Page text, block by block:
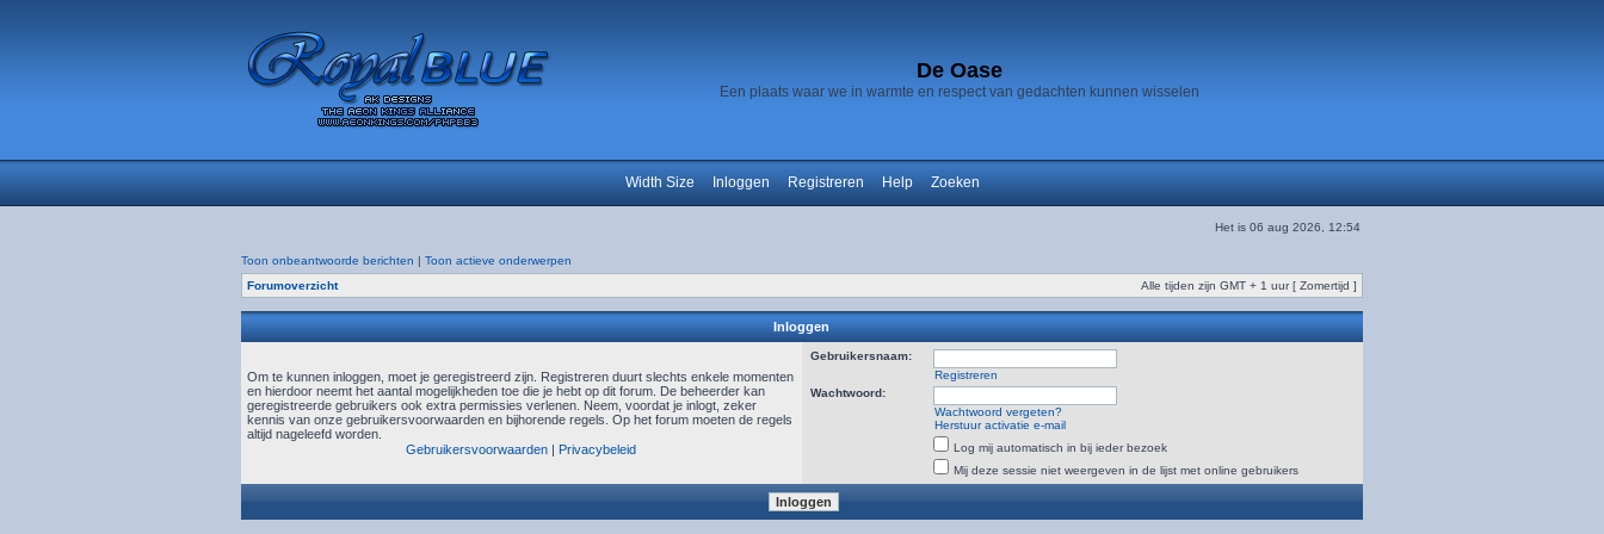
De Oase
Een plaats waar we in warmte en respect van gedachten kunnen wisselen
Width Size Inloggen Registreren Help Zoeken
Het is 06 aug 2026, 12:54
Toon onbeantwoorde berichten | Toon actieve onderwerpen
Forumoverzicht
Alle tijden zijn GMT + 1 uur [ Zomertijd ]
Inloggen
Om te kunnen inloggen, moet je geregistreerd zijn. Registreren duurt slechts enkele momenten
en hierdoor neemt het aantal mogelijkheden toe die je hebt op dit forum. De beheerder kan
geregistreerde gebruikers ook extra permissies verlenen. Neem, voordat je inlogt, zeker
kennis van onze gebruikersvoorwaarden en bijhorende regels. Op het forum moeten de regels
altijd nageleefd worden.
Gebruikersvoorwaarden | Privacybeleid
Gebruikersnaam:
Registreren
Wachtwoord:
Wachtwoord vergeten?
Herstuur activatie e-mail
Log mij automatisch in bij ieder bezoek
Mij deze sessie niet weergeven in de lijst met online gebruikers